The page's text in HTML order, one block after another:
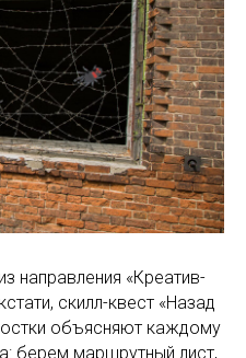
направления «Креатив-
скилл-квест «Назад
объясняют каждому
берем маршрутный лист,